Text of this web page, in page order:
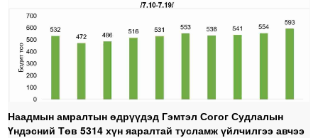
Наадмын амралтын өдрүүдэд Гэмтэл Согог Судлалын
Үндэсний Төв 5314 хүн яаралтай тусламж үйлчилгээ авчээ